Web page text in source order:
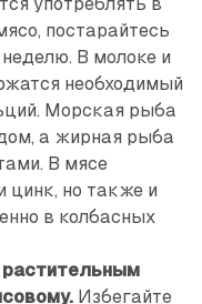
употреблять в
постарайтесь
В молоке и
необходимый
Морская рыба
а жирная рыба
В мясе
цинк, но также и
в колбасных
Избегайте